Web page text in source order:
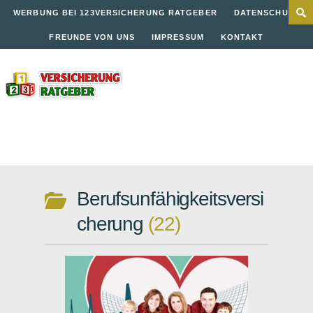
WERBUNG BEI 123VERSICHERUNG RATGEBER DATENSCHUTZ
FREUNDE VON UNS IMPRESSUM KONTAKT
Berufsunfähigkeitsversi
cherung 22